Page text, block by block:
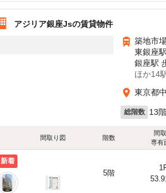
アジリア銀座Jsの賃貸物件
築地市
東銀座
銀座駅
ほか14
東京都
総階数 13
間取り図 階数
間
専有
新着
5階